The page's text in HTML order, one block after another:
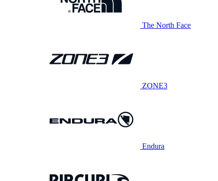
The North Face
ZONE3
Endura